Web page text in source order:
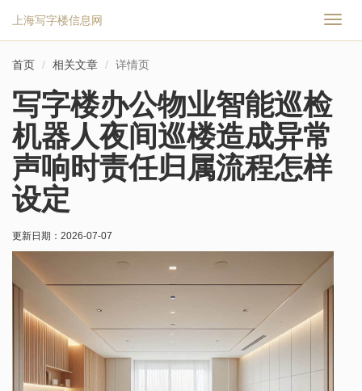
切
上海写字楼信息网
首页 相关文章 详情页
写字楼办公物业智能巡检
机器人夜间巡楼造成异常
声响时责任归属流程怎样
设定
更新日期： 2026-07-07